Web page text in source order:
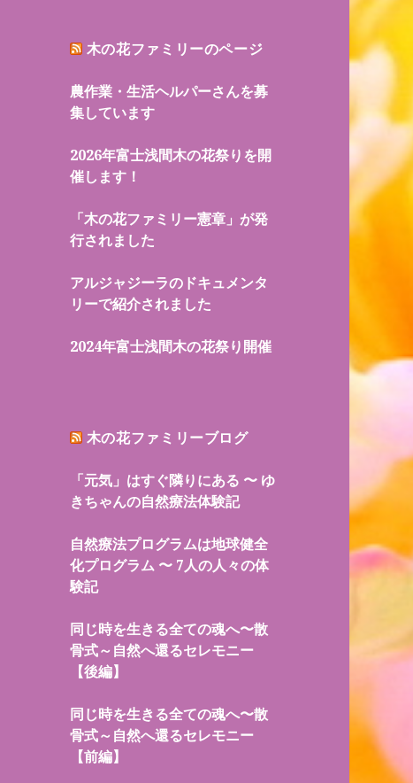
木の花ファミリーのページ
農作業・生活ヘルパーさんを募
集しています
2026年富士浅間木の花祭りを開
催します！
「木の花ファミリー憲章」が発
行されました
アルジャジーラのドキュメンタ
リーで紹介されました
2024年富士浅間木の花祭り開催
木の花ファミリーブログ
「元気」はすぐ隣りにある 〜 ゆ
きちゃんの自然療法体験記
自然療法プログラムは地球健全
化プログラム 〜 7人の人々の体
験記
同じ時を生きる全ての魂へ〜散
骨式～自然へ還るセレモニー
【後編】
同じ時を生きる全ての魂へ〜散
骨式～自然へ還るセレモニー
【前編】